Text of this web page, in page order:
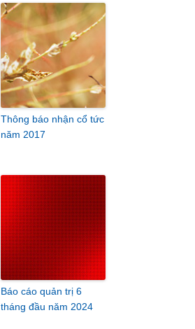
Thông báo nhận cổ tức
năm 2017
Báo cáo quản trị 6
tháng đầu năm 2024